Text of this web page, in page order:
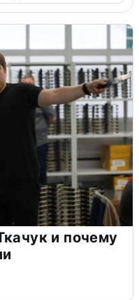
и почему